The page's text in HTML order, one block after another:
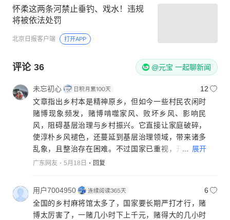
怀柔这两条河禁止垂钓、戏水！违规
将被依法处罚
北京日报客户端 打开APP
评论 36 @元宝 一起聊新闻
未忘初心
12
文章指出乡村本是精神原乡，但如今一些村民农闲时
赌博现象频发，赌博啃噬家风、败坏乡风、影响民
风，阻碍基层治理与乡村振兴。它直接让家庭破碎，
使淳朴乡风褪色，还蔓延到基层治理领域，带来诸多
乱象，且整治存在困难。不过国家已重视，开展专项
行动有成效，但根治需从思想引领、严管严查、健全
壤，守护乡村希望与未来。
关于乡村赌博的成因、危害以及根治措施，你有什么
问题可以尽管问我哦。
展开
广东网友 5月18日 回复
用户7004950
6
全国的乡村麻将馆太多了，国家要长期严打才行，赌
博太厉害了，一赌几小时下上千元，赌得大的几小时